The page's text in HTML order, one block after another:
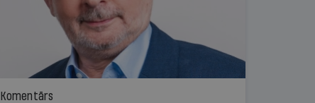
Komentārs